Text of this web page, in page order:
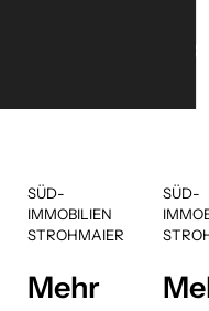
rund um den
SÜD-
IMMOBILIEN
STROHMAIER
Mehr
SÜD-